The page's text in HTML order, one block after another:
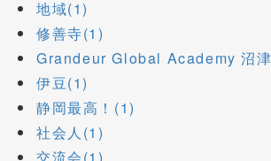
地域(1)
修善寺(1)
Grandeur Global Academy 沼
伊豆(1)
静岡最高！(1)
社会人(1)